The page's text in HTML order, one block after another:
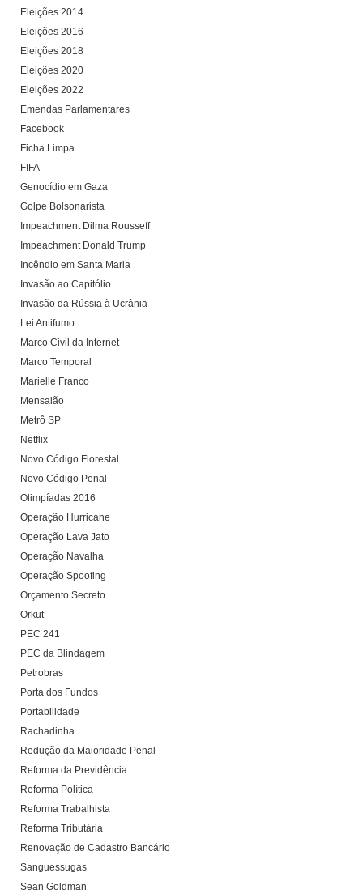
Eleições 2014
Eleições 2016
Eleições 2018
Eleições 2020
Eleições 2022
Emendas Parlamentares
Facebook
Ficha Limpa
FIFA
Genocídio em Gaza
Golpe Bolsonarista
Impeachment Dilma Rousseff
Impeachment Donald Trump
Incêndio em Santa Maria
Invasão ao Capitólio
Invasão da Rússia à Ucrânia
Lei Antifumo
Marco Civil da Internet
Marco Temporal
Marielle Franco
Mensalão
Metrô SP
Netflix
Novo Código Florestal
Novo Código Penal
Olimpíadas 2016
Operação Hurricane
Operação Lava Jato
Operação Navalha
Operação Spoofing
Orçamento Secreto
Orkut
PEC 241
PEC da Blindagem
Petrobras
Porta dos Fundos
Portabilidade
Rachadinha
Redução da Maioridade Penal
Reforma da Previdência
Reforma Política
Reforma Trabalhista
Reforma Tributária
Renovação de Cadastro Bancário
Sanguessugas
Sean Goldman